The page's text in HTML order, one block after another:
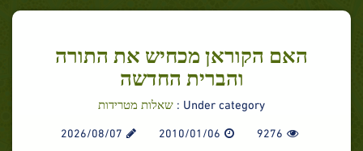
האם הקוראן מכחיש את התורה
והברית החדשה
Under category : שאלות מטרידות
9276
2010/01/06
2026/08/07